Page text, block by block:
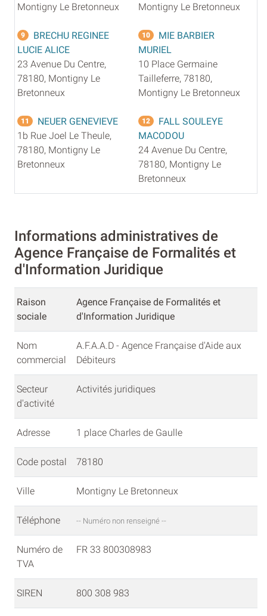
Montigny Le Bretonneux
Montigny Le Bretonneux
9
BRECHU REGINEE
LUCIE ALICE
23 Avenue Du Centre,
78180, Montigny Le
Bretonneux
10
MIE BARBIER
MURIEL
10 Place Germaine
Tailleferre, 78180,
Montigny Le Bretonneux
11
NEUER GENEVIEVE
1b Rue Joel Le Theule,
78180, Montigny Le
Bretonneux
12
FALL SOULEYE
MACODOU
24 Avenue Du Centre,
78180, Montigny Le
Bretonneux
Informations administratives de
Agence Française de Formalités et
d'Information Juridique
Raison
sociale
Agence Française de Formalités et
d'Information Juridique
Nom
commercial
A.F.A.A.D - Agence Française d'Aide aux
Débiteurs
Secteur
d'activité
Activités juridiques
Adresse 1 place Charles de Gaulle
Code postal 78180
Ville Montigny Le Bretonneux
Téléphone -- Numéro non renseigné --
Numéro de
TVA
FR 33 800308983
SIREN 800 308 983